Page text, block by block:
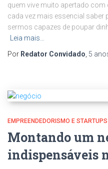
quem vive muito apertado com
cada vez mais essencial
sermos capazes de poupar
Leia mais…
Por Redator Convidado, 5
EMPREENDEDORISMO E STARTUPS
Montando um
indispensáveis